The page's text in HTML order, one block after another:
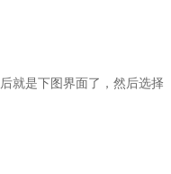
就是下图界面了，然后选择